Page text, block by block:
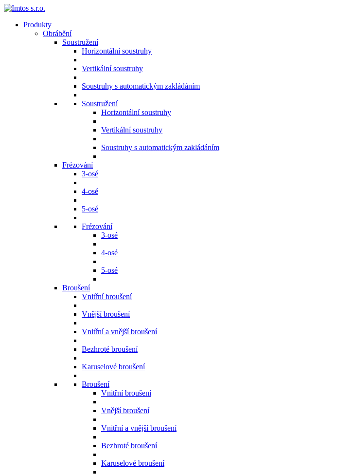
Produkty
Obrábění
Soustružení
Horizontální soustruhy
Vertikální soustruhy
Soustruhy s automatickým zakládáním
Soustružení
Horizontální soustruhy
Vertikální soustruhy
Soustruhy s automatickým zakládáním
Frézování
3-osé
4-osé
5-osé
Frézování
3-osé
4-osé
5-osé
Broušení
Vnitřní broušení
Vnější broušení
Vnitřní a vnější broušení
Bezhroté broušení
Karuselové broušení
Broušení
Vnitřní broušení
Vnější broušení
Vnitřní a vnější broušení
Bezhroté broušení
Karuselové broušení